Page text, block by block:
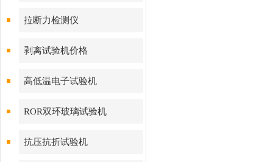
拉断力检测仪
剥离试验机价格
高低温电子试验机
ROR双环玻璃试验机
抗压抗折试验机